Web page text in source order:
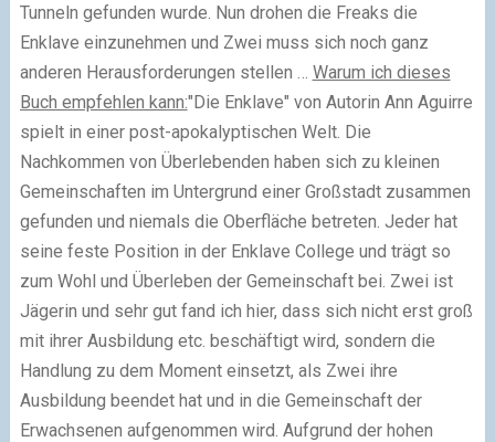
Tunneln gefunden wurde. Nun drohen die Freaks die
Enklave einzunehmen und Zwei muss sich noch ganz
anderen Herausforderungen stellen …
Warum ich dieses
Buch empfehlen kann:"Die Enklave" von Autorin Ann Aguirre
spielt in einer post-apokalyptischen Welt. Die
Nachkommen von Überlebenden haben sich zu kleinen
Gemeinschaften im Untergrund einer Großstadt zusammen
gefunden und niemals die Oberfläche betreten. Jeder hat
seine feste Position in der Enklave College und trägt so
zum Wohl und Überleben der Gemeinschaft bei. Zwei ist
Jägerin und sehr gut fand ich hier, dass sich nicht erst groß
mit ihrer Ausbildung etc. beschäftigt wird, sondern die
Handlung zu dem Moment einsetzt, als Zwei ihre
Ausbildung beendet hat und in die Gemeinschaft der
Erwachsenen aufgenommen wird. Aufgrund der hohen